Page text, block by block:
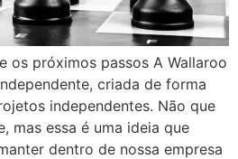
os próximos passos A Wallaroo
criada de forma
independentes. Não que
mas essa é uma ideia que
dentro de nossa empresa